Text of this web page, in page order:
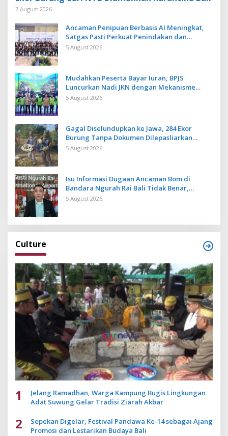
7 August 2026
Ancaman Penipuan Berbasis AI Meningkat,
Satgas Pasti Perkuat Penindakan dan
Pengembangan Aplikasi Anti Penipuan
5 August 2026
Mudahkan Peserta Bayar Iuran, BPJS
Luncurkan Nadi JKN dengan Mekanisme
Menabung
5 August 2026
Gagal Diselundupkan ke Jawa, 284 Ekor
Burung Tanpa Dokumen Dilepasliarkan
Cegah Ancaman Penyakit
5 August 2026
Isu Informasi Dugaan Ancaman Bom di
Bandara Ngurah Rai Bali Tidak Benar,
Operasional Penerbangan Lancar
5 August 2026
Culture
1
Jelang Ramadhan, Warga Kampung Bugis Lingkungan
Adat Suwung Gelar Tradisi Ziarah Akbar
2
Sepekan Digelar, Festival Pandawa Ke-14 sebagai Ajang
Promosi dan Lestarikan Budaya Bali